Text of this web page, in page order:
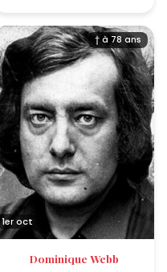
† à 78 ans
1er oct
Dominique Webb